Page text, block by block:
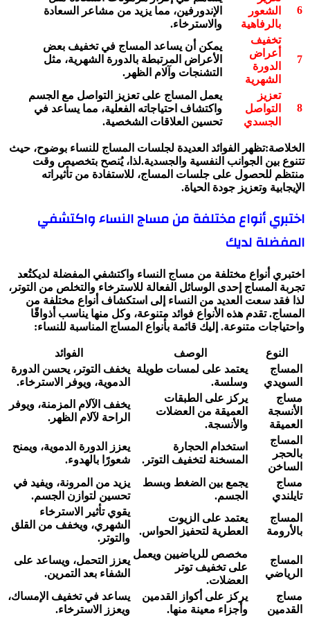
6
الشعور
بالرفاهية
الإندورفين، مما يزيد من مشاعر السعادة
والاسترخاء.
7
تخفيف
أعراض
الدورة
الشهرية
يمكن أن يساعد المساج في تخفيف بعض
الأعراض المرتبطة بالدورة الشهرية، مثل
التشنجات وآلام الظهر.
8
تعزيز
التواصل
الجسدي
يعمل المساج على تعزيز التواصل مع الجسم
واكتشاف احتياجاته الفعلية، مما يساعد في
تحسين العلاقات الشخصية.
الخلاصة:تظهر الفوائد العديدة لجلسات المساج للنساء بوضوح، حيث
تتنوع بين الجوانب النفسية والجسدية.لذا، يُنصح بتخصيص وقت
منتظم للحصول على جلسات المساج، للاستفادة من تأثيراته
الإيجابية وتعزيز جودة الحياة.
اختبري أنواع مختلفة من مساج النساء واكتشفي
المفضلة لديك
اختبري أنواع مختلفة من مساج النساء واكتشفي المفضلة لديكتُعد
تجربة المساج إحدى الوسائل الفعالة للاسترخاء والتخلص من التوتر،
لذا فقد سعت العديد من النساء إلى استكشاف أنواع مختلفة من
المساج. تقدم هذه الأنواع فوائد متنوعة، وكل منها يناسب أذواقًا
واحتياجات متنوعة. إليك قائمة بأنواع المساج المناسبة للنساء:
النوع الوصف
الفوائد
المساج
السويدي
يعتمد على لمسات طويلة
وسلسة.
يخفف التوتر، يحسن الدورة
الدموية، ويوفر الاسترخاء.
مساج
الأنسجة
العميقة
يركز على الطبقات
العميقة من العضلات
والأنسجة.
يخفف الآلام المزمنة، ويوفر
الراحة لآلام الظهر.
المساج
بالحجر
الساخن
استخدام الحجارة
المسخنة لتخفيف التوتر.
يعزز الدورة الدموية، ويمنح
شعورًا بالهدوء.
مساج
تايلندي
يجمع بين الضغط وبسط
الجسم.
يزيد من المرونة، ويفيد في
تحسين لتوازن الجسم.
المساج
بالأرومة
يعتمد على الزيوت
العطرية لتحفيز الحواس.
يقوي تأثير الاسترخاء
الشهري، ويخفف من القلق
والتوتر.
المساج
الرياضي
مخصص للرياضيين ويعمل
على تخفيف توتر
العضلات.
يعزز التحمل، ويساعد على
الشفاء بعد التمرين.
مساج
القدمين
يركز على أكواز القدمين
وأجزاء معينة منها.
يساعد في تخفيف الإمساك،
ويعزز الاسترخاء.